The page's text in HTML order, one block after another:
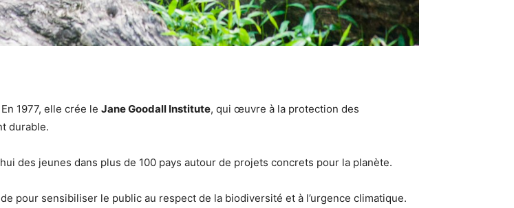
1977, elle crée le Jane Goodall Institute, qui œuvre à la protection des
durable.
des jeunes dans plus de 100 pays autour de projets concrets pour la planète.
pour sensibiliser le public au respect de la biodiversité et à l’urgence climatique.